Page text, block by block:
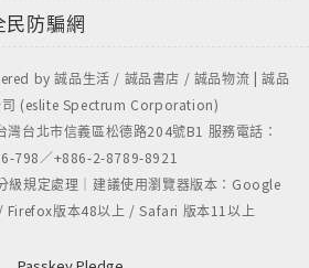
民防騙網
by 誠品生活 / 誠品書店 / 誠品物流 | 誠品
司 (eslite Spectrum Corporation)
台北市信義區松德路204號B1 服務電話：
798／+886-2-8789-8921
級規定處理｜建議使用瀏覽器版本：Google
Firefox版本48以上 / Safari 版本11以上